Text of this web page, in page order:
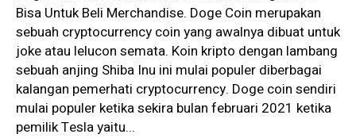
Bisa Untuk Beli Merchandise. Doge Coin merupakan
sebuah cryptocurrency coin yang awalnya dibuat untuk
joke atau lelucon semata. Koin kripto dengan lambang
sebuah anjing Shiba Inu ini mulai populer diberbagai
kalangan pemerhati cryptocurrency. Doge coin sendiri
mulai populer ketika sekira bulan februari 2021 ketika
pemilik Tesla yaitu...